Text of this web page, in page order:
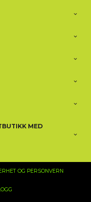
MED
OG PERSONVERN